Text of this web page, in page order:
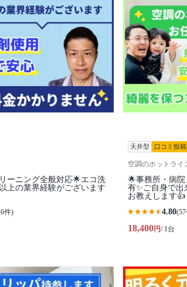
ーニング全般対応🌟エコ洗
上の業界経験がございます
件)
天井型 口コミ投
空調のホットライ
🌟事務所・病
有✨ご自身で出
お教えします👍
4.80
18,400円/ 1台